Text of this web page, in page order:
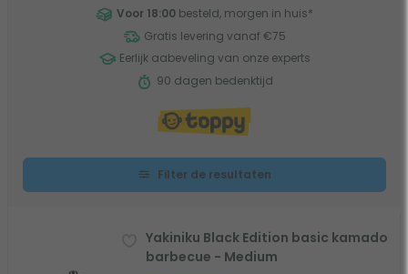
Voor 18:00 besteld, morgen in huis*
Gratis levering vanaf €75
Eerlijk aabeveling van onze experts
90 dagen bedenktijd
Filter de resultaten
Yakiniku Black Edition basic kamado
barbecue - Medium